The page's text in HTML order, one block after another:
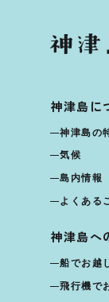
神津島に
神津島の
気候
島内情報
よくある
神津島へ
船でお越
飛行機で